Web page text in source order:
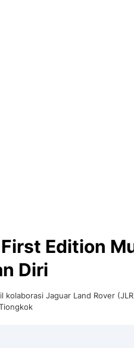
Edition
Diri
kolaborasi Jaguar Land Rover